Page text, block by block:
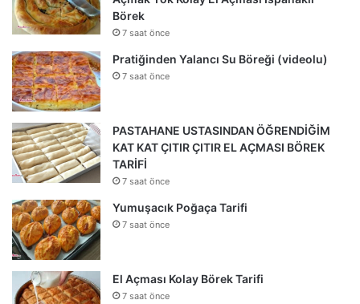
Börek
7 saat önce
Pratiğinden Yalancı Su Böreği (videolu)
7 saat önce
PASTAHANE USTASINDAN ÖĞRENDİĞİM
KAT KAT ÇITIR ÇITIR EL AÇMASI BÖREK
TARİFİ
7 saat önce
Yumuşacık Poğaça Tarifi
7 saat önce
El Açması Kolay Börek Tarifi
7 saat önce